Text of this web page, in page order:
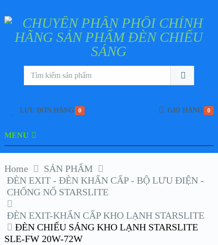
LƯU ĐƠN HÀNG 0 GIỎ HÀNG 0
MENU
Home
SẢN PHẨM
ĐÈN EXIT - ĐÈN KHẨN CẤP - BỘ LƯU ĐIỆN -
CHỐNG NỔ STARSLITE
ĐÈN EXIT-KHẨN CẤP KHO LẠNH STARSLITE
ĐÈN CHIẾU SÁNG KHO LẠNH STARSLITE
SLE-FW 20W-72W